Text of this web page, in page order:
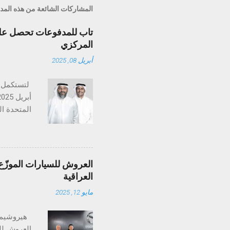
المشاركات الشائعة من هذه
تاب للمدفوعات تحصل
المركزي
أبريل 08, 2025
متخصصة
العروش للسيارات
العراقية
مايو 12, 2025